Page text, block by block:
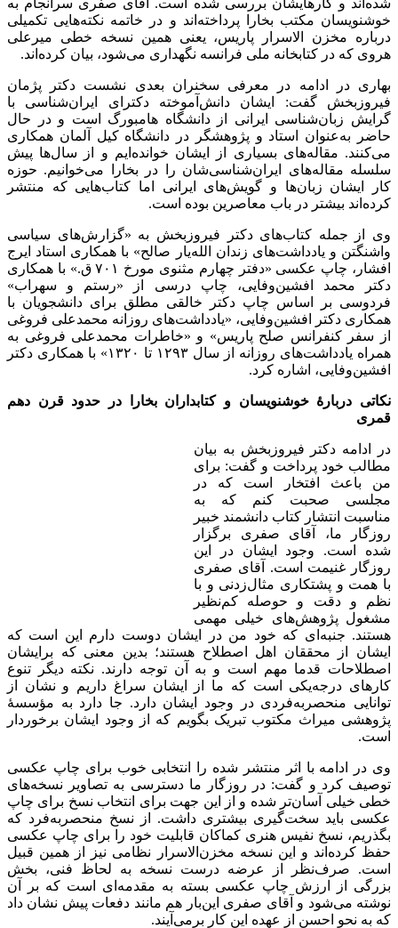
خوشنویسان مکتب بخارا پرداخته‌اند و در خاتمه نکته‌هایی تکمیلی
درباره مخزن ‌الاسرار پاریس، یعنی همین نسخه خطی میرعلی
هروی که در کتابخانه ملی فرانسه نگهداری می‌شود، بیان کرده‌اند.
بهاری در ادامه در معرفی سخنران بعدی نشست دکتر پژمان
فیروزبخش گفت: ایشان دانش‌آموخته دکترای ایران‌شناسی با
گرایش زبان‌شناسی ایرانی از دانشگاه هامبورگ است و در حال
حاضر به‌عنوان استاد و پژوهشگر در دانشگاه کیل آلمان همکاری
می‌کنند. مقاله‌های بسیاری از ایشان خوانده‌ایم و از سال‌ها پیش
سلسله مقاله‌های ایران‌شناسی‌شان را در بخارا می‌خوانیم. حوزه
کار ایشان زبان‌ها و گویش‌های ایرانی اما کتاب‌هایی که منتشر
کرد‌ه‌اند بیشتر در باب معاصرین بوده است.
وی از جمله کتاب‌های دکتر فیروزبخش به «گزارش‌های سیاسی
واشنگتن و یادداشت‌های زندان الله‌یار صالح» با همکاری استاد ایرج
افشار، چاپ عکسی «دفتر چهارم مثنوی مورخ ۷۰۱ ق.» با همکاری
دکتر محمد افشین‌وفایی، چاپ درسی از «رستم و سهراب»
فردوسی بر اساس چاپ دکتر خالقی مطلق برای دانشجویان با
همکاری دکتر افشین‌وفایی، «یادداشت‌های روزانه محمدعلی فروغی
از سفر کنفرانس صلح پاریس» و «خاطرات محمدعلی فروغی به
همراه یادداشت‌های روزانه از سال ۱۲۹۳ تا ۱۳۲۰» با همکاری دکتر
افشین‌وفایی، اشاره کرد.
نکاتی دربارۀ خوشنویسان و کتابداران بخارا در حدود قرن دهم
قمری
در ادامه دکتر فیروزبخش به بیان
مطالب خود پرداخت و گفت: برای
من باعث افتخار است که در
مجلسی صحبت کنم که به
مناسبت انتشار کتاب دانشمند خبیر
روزگار ما، آقای صفری برگزار
شده است. وجود ایشان در این
روزگار غنیمت است. آقای صفری
با همت و پشتکاری مثال‌زدنی و با
نظم و دقت و حوصله کم‌نظیر
مشغول پژوهش‌های خیلی مهمی
هستند. جنبه‌ای که خود من در ایشان دوست دارم این است که
ایشان از محققان اهل اصطلاح هستند؛ بدین معنی که برایشان
اصطلاحات قدما مهم است و به آن توجه دارند. نکته دیگر تنوع
کارهای درجه‌یکی است که ما از ایشان سراغ داریم و نشان از
توانایی منحصربه‌فردی در وجود ایشان دارد. جا دارد به مؤسسۀ
پژوهشی میراث مکتوب تبریک بگویم که از وجود ایشان برخوردار
است.
وی در ادامه با اثر منتشر شده را انتخابی خوب برای چاپ عکسی
توصیف کرد و گفت: در روزگار ما دسترسی به تصاویر نسخه‌های
خطی خیلی آسان‌تر شده و از این جهت برای انتخاب نسخ برای چاپ
عکسی باید سخت‌گیری بیشتری داشت. از نسخ منحصربه‌فرد که
بگذریم، نسخ نفیس هنری کماکان قابلیت خود را برای چاپ عکسی
حفظ کرده‌اند و این نسخه مخزن‌الاسرار نظامی نیز از همین قبیل
است. صرف‌نظر از عرضه درست نسخه به لحاظ فنی، بخش
بزرگی از ارزش چاپ عکسی بسته به مقدمه‌ای است که بر آن
نوشته می‌شود و آقای صفری این‌بار هم مانند دفعات پیش نشان داد
که به نحو احسن از عهده این کار برمی‌آیند.